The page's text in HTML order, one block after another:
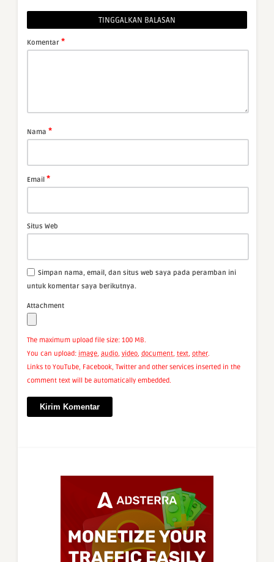
TINGGALKAN BALASAN
Komentar *
Nama *
Email *
Situs Web
Simpan nama, email, dan situs web saya pada peramban ini
untuk komentar saya berikutnya.
Attachment
The maximum upload file size: 100 MB.
You can upload: image, audio, video, document, text, other.
Links to YouTube, Facebook, Twitter and other services inserted in the
comment text will be automatically embedded.